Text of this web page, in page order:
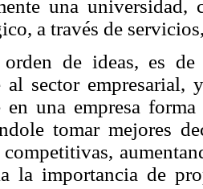
una
a través de
de ideas, es
al sector empresarial,
en una empresa
tomar mejores
competitivas,
la importancia de